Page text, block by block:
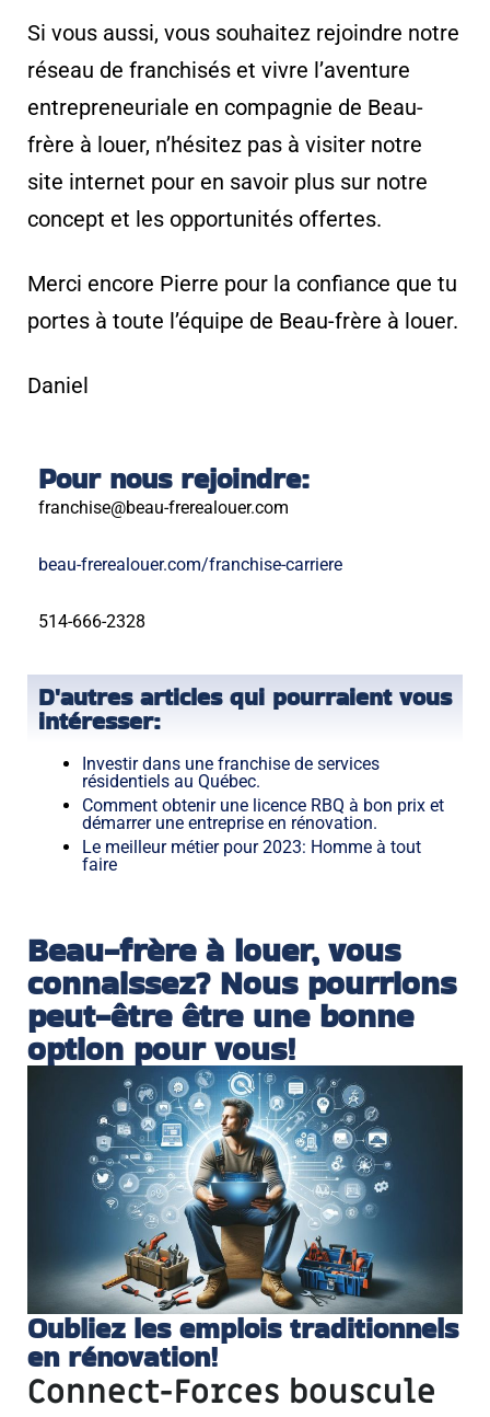
Si vous aussi, vous souhaitez rejoindre notre
réseau de franchisés et vivre l’aventure
entrepreneuriale en compagnie de Beau-
frère à louer, n’hésitez pas à visiter notre
site internet pour en savoir plus sur notre
concept et les opportunités offertes.
Merci encore Pierre pour la confiance que tu
portes à toute l’équipe de Beau-frère à louer.
Daniel
Pour nous rejoindre:
franchise@beau-frerealouer.com
beau-frerealouer.com/franchise-carriere
514-666-2328
D'autres articles qui pourraient vous
intéresser:
Investir dans une franchise de services
résidentiels au Québec.
Comment obtenir une licence RBQ à bon prix et
démarrer une entreprise en rénovation.
Le meilleur métier pour 2023: Homme à tout
faire
Beau-frère à louer, vous
connaissez? Nous pourrions
peut-être être une bonne
option pour vous!
Oubliez les emplois traditionnels
en rénovation!
Connect-Forces bouscule